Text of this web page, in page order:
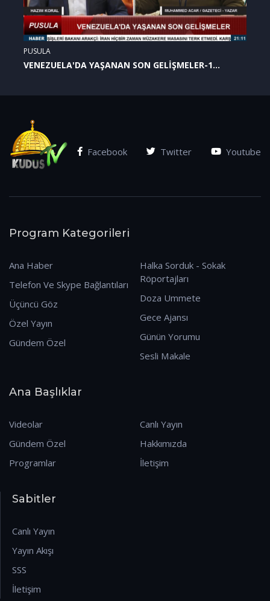
PUSULA
VENEZUELA'DA YAŞANAN SON GELİŞMELER-1
Facebook Twitter Youtube
Program Kategorileri
Ana Haber
Telefon Ve Skype Bağlantıları
Üçüncü Göz
Özel Yayın
Gündem Özel
Halka Sorduk - Sokak
Röportajları
Doza Ummete
Gece Ajansı
Günün Yorumu
Sesli Makale
Ana Başlıklar
Videolar
Gündem Özel
Programlar
Canlı Yayın
Hakkımızda
İletişim
Sabitler
Canlı Yayın
Yayın Akışı
SSS
İletişim